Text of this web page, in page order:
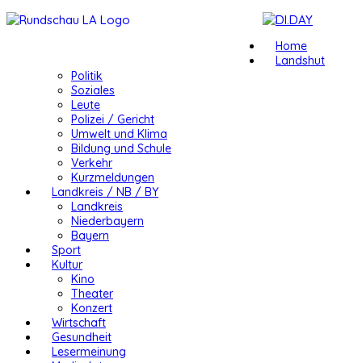
Home
Landshut
Politik
Soziales
Leute
Polizei / Gericht
Umwelt und Klima
Bildung und Schule
Verkehr
Kurzmeldungen
Landkreis / NB / BY
Landkreis
Niederbayern
Bayern
Sport
Kultur
Kino
Theater
Konzert
Wirtschaft
Gesundheit
Lesermeinung